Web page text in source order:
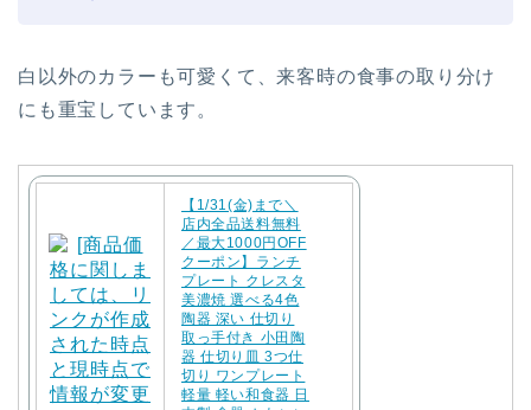
白以外のカラーも可愛くて、来客時の食事の取り分け
にも重宝しています。
【1/31(金)まで＼
店内全品送料無料
／最大1000円OFF
クーポン】ランチ
プレート クレスタ
美濃焼 選べる4色
陶器 深い 仕切り
取っ手付き 小田陶
器 仕切り皿 3つ仕
切り ワンプレート
軽量 軽い和食器 日